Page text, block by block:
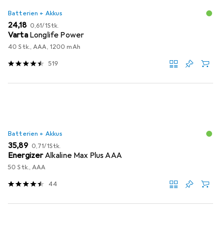
Batterien + Akkus
EUR
24,18 EUR
0,61/1Stk.
Varta Longlife Power
40 Stk., AAA, 1200 mAh
519
Batterien + Akkus
EUR
35,89 EUR
0,71/1Stk.
EnergizerAlkaline Max Plus AAA
50 Stk., AAA
44